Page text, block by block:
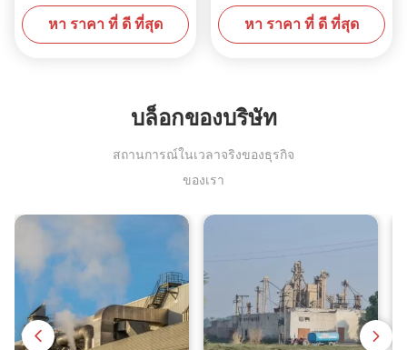
หนัก 125 กรัม / 80 กรัม EPP
หา ราคา ที่ ดี ที่สุด
ชราสำหรับปั๊มความปลอดภัย
หา ราคา ที่ ดี ที่สุด
บล็อกของบริษัท
สถานการณ์ในเวลาจริงของธุรกิจ
ของเรา